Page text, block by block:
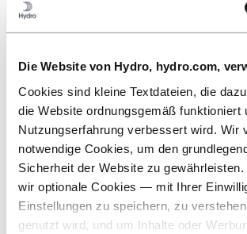
Die Website von Hydro, hydro.com,
Cookies sind kleine Textdateien, die
die Website ordnungsgemäß funktioniert
Nutzungserfahrung verbessert wird. Wir
notwendige Cookies, um den
Sicherheit der Website zu
wir optionale Cookies — mit Ihrer
Einstellungen zu speichern, zu
genutzt wird, und um Inhalte oder
Über Hydro
Hydro ist ein führendes Unternehmen für
erneuerbare Energien, das Unternehmen und
eine nachhaltigere Zukunft aufbaut. Wir
32.000 Mitarbeiter an mehr als 140 Standorten
Zu:Aluminium
Produkte
Branchen, in denen wir tätig sind
Über Aluminium